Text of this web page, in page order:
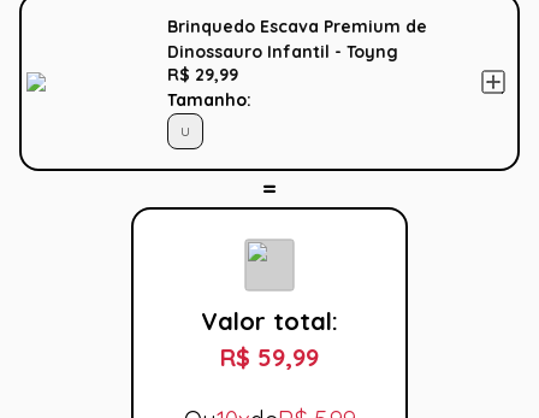
Brinquedo Escava Premium de
Dinossauro Infantil - Toyng
R$ 29,99
Tamanho:
U
Valor total:
R$ 59,99